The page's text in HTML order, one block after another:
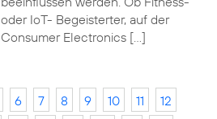
oder IoT- Begeisterter, auf der
Consumer Electronics […]
6 7 8 9 10 11
12